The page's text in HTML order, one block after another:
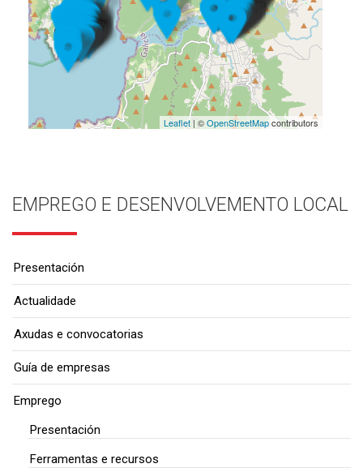
Leaflet| ©OpenStreetMapcontributors
EMPREGO E DESENVOLVEMENTO LOCAL
Presentación
Actualidade
Axudas e convocatorias
Guía de empresas
Emprego
Presentación
Ferramentas e recursos